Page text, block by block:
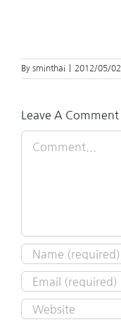
By sminthai 2012/05/02
Leave A Comment